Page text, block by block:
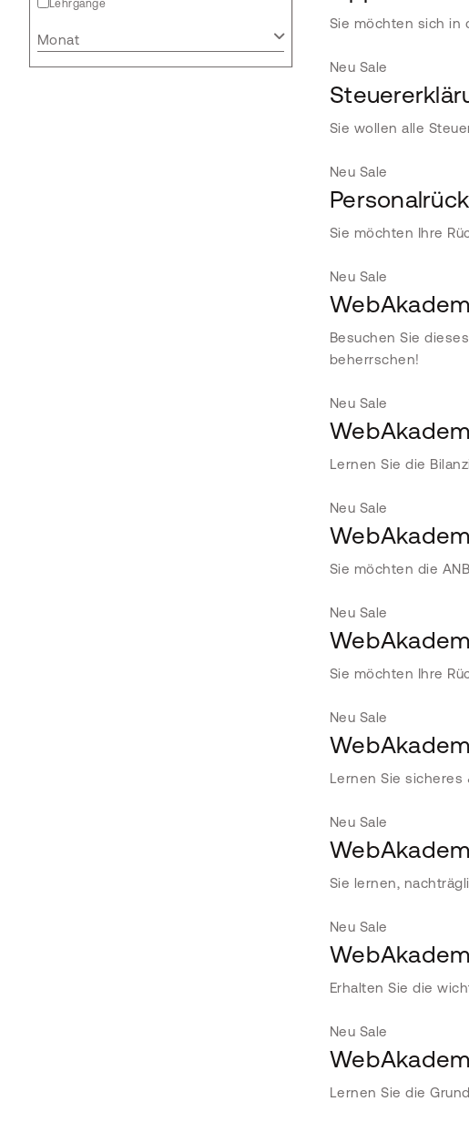
Lehrgänge
Monat
Sie möchten sich in
Neu Sale
Sie wollen alle
Neu Sale
Sie möchten Ihre
Neu Sale
Besuchen Sie
beherrschen!
Neu Sale
Lernen Sie die
Neu Sale
Sie möchten die
Neu Sale
Sie möchten Ihre
Neu Sale
Lernen Sie
Neu Sale
Sie lernen,
Neu Sale
Erhalten Sie die
Neu Sale
Lernen Sie die